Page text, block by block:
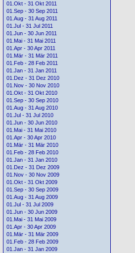
01.Okt - 31 Okt 2011
01.Sep - 30 Sep 2011
01.Aug - 31 Aug 2011
01.Jul - 31 Jul 2011
01.Jun - 30 Jun 2011
01.Mai - 31 Mai 2011
01.Apr - 30 Apr 2011
01.Mär - 31 Mär 2011
01.Feb - 28 Feb 2011
01.Jan - 31 Jan 2011
01.Dez - 31 Dez 2010
01.Nov - 30 Nov 2010
01.Okt - 31 Okt 2010
01.Sep - 30 Sep 2010
01.Aug - 31 Aug 2010
01.Jul - 31 Jul 2010
01.Jun - 30 Jun 2010
01.Mai - 31 Mai 2010
01.Apr - 30 Apr 2010
01.Mär - 31 Mär 2010
01.Feb - 28 Feb 2010
01.Jan - 31 Jan 2010
01.Dez - 31 Dez 2009
01.Nov - 30 Nov 2009
01.Okt - 31 Okt 2009
01.Sep - 30 Sep 2009
01.Aug - 31 Aug 2009
01.Jul - 31 Jul 2009
01.Jun - 30 Jun 2009
01.Mai - 31 Mai 2009
01.Apr - 30 Apr 2009
01.Mär - 31 Mär 2009
01.Feb - 28 Feb 2009
01.Jan - 31 Jan 2009